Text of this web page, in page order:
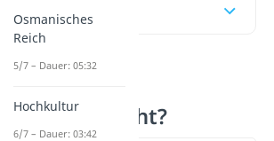
Inhaltsübersicht
Scherbengericht?
Osmanisches
Reich
5/7 – Dauer: 05:32
Hochkultur
6/7 – Dauer: 03:42